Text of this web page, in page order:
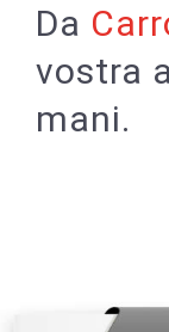
Da
vostra
mani.